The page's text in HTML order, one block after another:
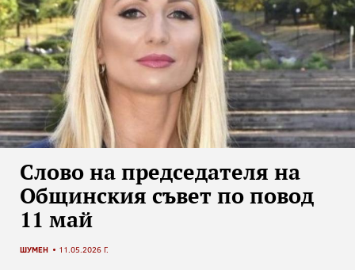
Слово на председателя на
Общинския съвет по повод
11 май
ШУМЕН 11.05.2026 Г.